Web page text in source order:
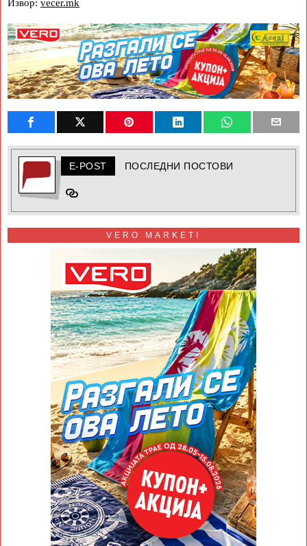
Извор: vecer.mk
E-POST ПОСЛЕДНИ ПОСТОВИ
VERO MARKETI